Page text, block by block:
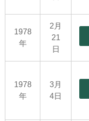
1978
年
2月
21
日
1978
年
3月
4日